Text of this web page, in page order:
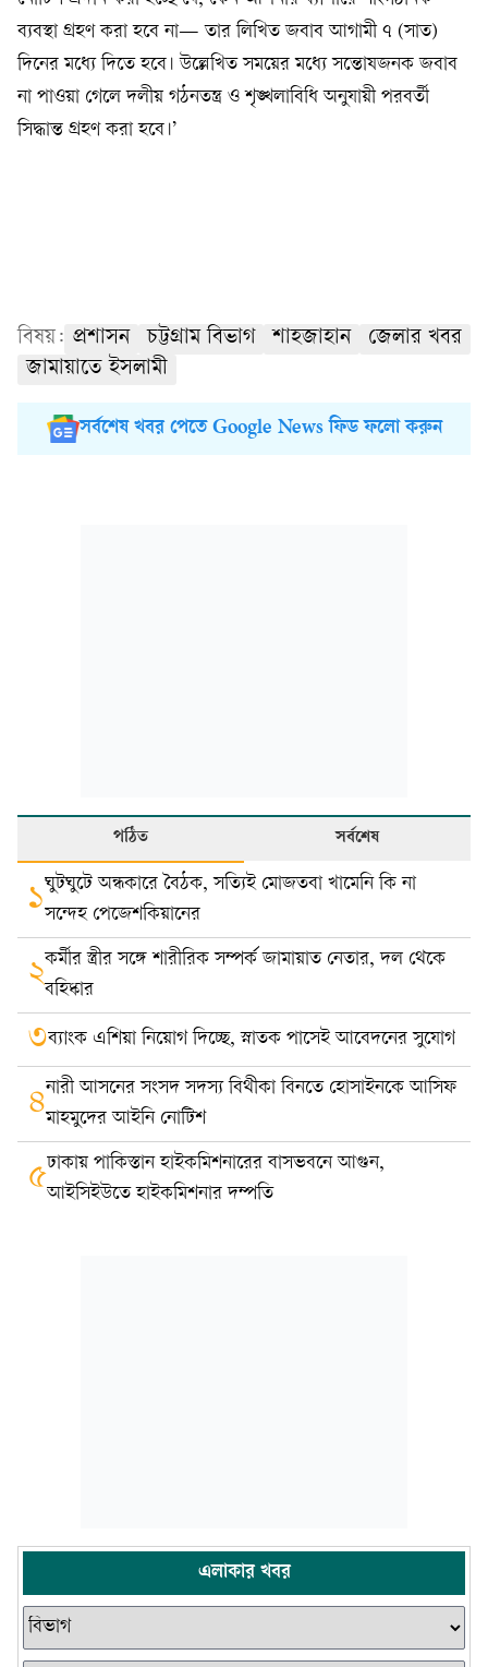
ব্যবস্থা গ্রহণ করা হবে না— তার লিখিত জবাব আগামী ৭ (সাত)
দিনের মধ্যে দিতে হবে। উল্লেখিত সময়ের মধ্যে সন্তোষজনক জবাব
না পাওয়া গেলে দলীয় গঠনতন্ত্র ও শৃঙ্খলাবিধি অনুযায়ী পরবর্তী
সিদ্ধান্ত গ্রহণ করা হবে।’
বিষয়: প্রশাসন চট্টগ্রাম বিভাগ শাহজাহান
জেলার খবর
জামায়াতে ইসলামী
সর্বশেষ খবর পেতে Google News ফিড ফলো করুন
পঠিত সর্বশেষ
১ঘুটঘুটে অন্ধকারে বৈঠক, সত্যিই মোজতবা খামেনি কি না
সন্দেহ পেজেশকিয়ানের
২কর্মীর স্ত্রীর সঙ্গে শারীরিক সম্পর্ক জামায়াত নেতার, দল থেকে
বহিষ্কার
৩ব্যাংক এশিয়া নিয়োগ দিচ্ছে, স্নাতক পাসেই আবেদনের সুযোগ
৪নারী আসনের সংসদ সদস্য বিথীকা বিনতে হোসাইনকে আসিফ
মাহমুদের আইনি নোটিশ
৫ঢাকায় পাকিস্তান হাইকমিশনারের বাসভবনে আগুন,
আইসিইউতে হাইকমিশনার দম্পতি
এলাকার খবর